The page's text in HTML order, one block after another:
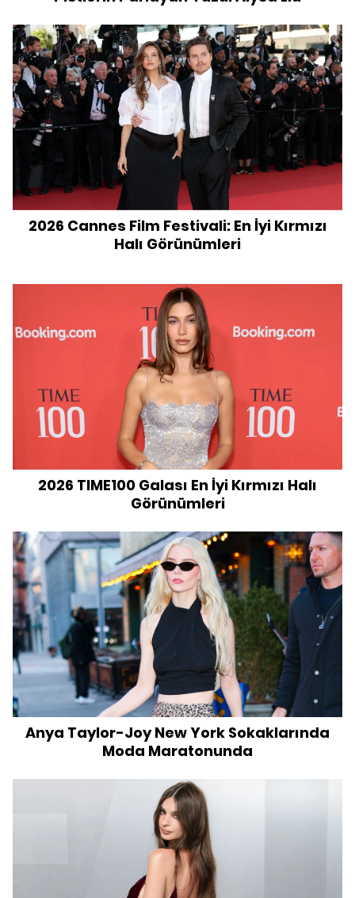
2026 Cannes Film Festivali: En İyi Kırmızı
Halı Görünümleri
2026 TIME100 Galası En İyi Kırmızı Halı
Görünümleri
Anya Taylor-Joy New York Sokaklarında
Moda Maratonunda